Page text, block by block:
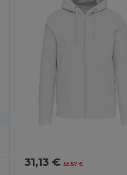
31,13 €55,57 €